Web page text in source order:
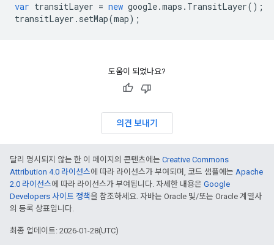
var transitLayer = new google.maps . TransitLayer();
transitLayer . setMap(map);
도움이 되었나요?
의견 보내기
달리 명시되지 않는 한 이 페이지의 콘텐츠에는 Creative Commons
Attribution 4.0 라이선스에 따라 라이선스가 부여되며, 코드 샘플에는 Apache
2.0 라이선스에 따라 라이선스가 부여됩니다. 자세한 내용은 Google
Developers 사이트 정책을 참조하세요. 자바는 Oracle 및/또는 Oracle 계열사
의 등록 상표입니다.
최종 업데이트: 2026-01-28(UTC)